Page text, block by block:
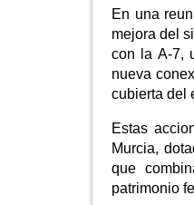
En una
mejora del
con la A-7,
nueva
cubierta del
Estas
Murcia,
que
patrimonio